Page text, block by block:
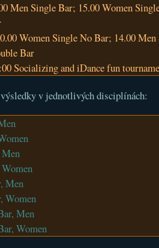
Men Single Bar; 15.00 Women
Women Single No Bar; 14.00
Bar
Socializing and iDance fun
v jednotlivých disciplínách:
Men
Women
Men
Women